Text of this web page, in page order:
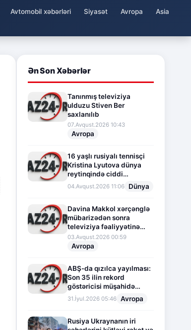
Avtomobil xəbərləri Siyasət Avropa
Asia
Ən Son Xəbərlər
Tanınmış televiziya
ulduzu Stiven Ber
saxlanılıb
07.Avqust.2026 10:43
Avropa
16 yaşlı rusiyalı tennisçi
Kristina Lyutova dünya
reytinqində ciddi
irəliləyişə imza atdı
04.Avqust.2026 11:06 Dünya
Davina Makkol xərçənglə
mübarizədən sonra
televiziya fəaliyyətinə
fasilə verir
03.Avqust.2026 00:59
Avropa
ABŞ-da qızılca yayılması:
Son 35 ilin rekord
göstəricisi müşahidə
olunur
31.İyul.2026 05:46 Avropa
Rusiya Ukraynanın iri